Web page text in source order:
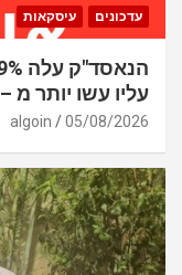
עדכונים עיסקאות
עליו עשו יותר מ – 7.5%. וזה רק יום אחד
05/08/2026
algoin